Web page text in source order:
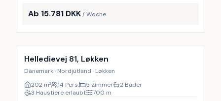
Ab 15.781 DKK/ Woche
Inkl. Endreinigung
Helledievej 81, Løkken
Dänemark · Nordjütland · Løkken
202 m² 14 Pers. 5 Zimmer
2 Bäder
3 Haustiere erlaubt
700 m